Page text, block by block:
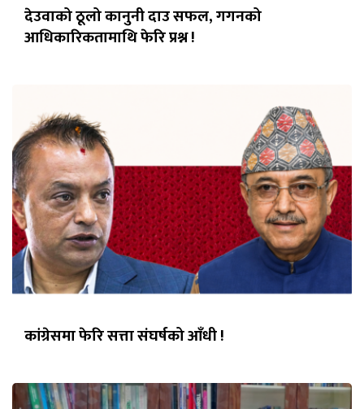
देउवाको ठूलो कानुनी दाउ सफल, गगनको
आधिकारिकतामाथि फेरि प्रश्न !
कांग्रेसमा फेरि सत्ता संघर्षको आँधी !